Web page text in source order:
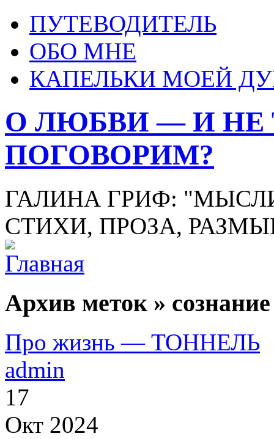
ПУТЕВОДИТЕЛЬ
ОБО МНЕ
КАПЕЛЬКИ МОЕЙ
О ЛЮБВИ — И НЕ
ПОГОВОРИМ?
ГАЛИНА ГРИФ:
СТИХИ, ПРОЗА,
Архив меток »
Про жизнь — ТОННЕЛЬ
admin
17
Окт 2024